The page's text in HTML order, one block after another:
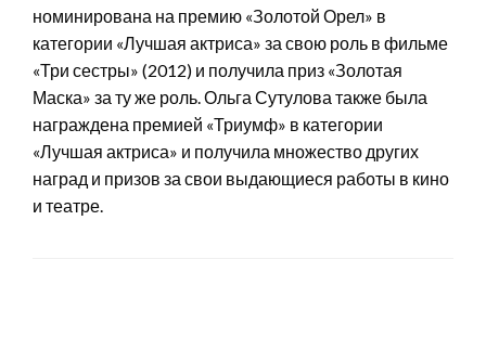
номинирована на премию «Золотой Орел» в
категории «Лучшая актриса» за свою роль в фильме
«Три сестры» (2012) и получила приз «Золотая
Маска» за ту же роль. Ольга Сутулова также была
награждена премией «Триумф» в категории
«Лучшая актриса» и получила множество других
наград и призов за свои выдающиеся работы в кино
и театре.